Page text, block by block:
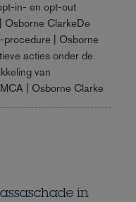
in- en opt-out
Osborne ClarkeDe
procedure | Osborne
acties onder de
van
| Osborne Clarke
in